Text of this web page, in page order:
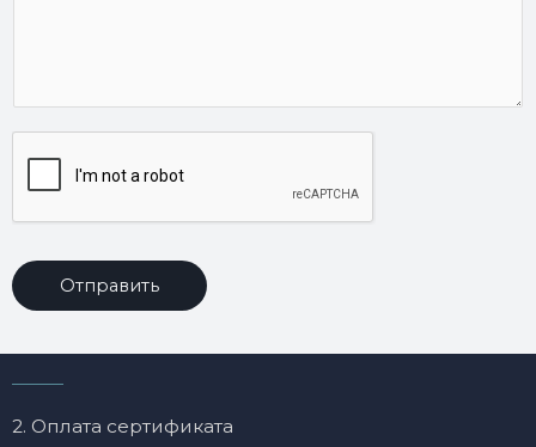
Отправить
l
e
2. Оплата сертификата